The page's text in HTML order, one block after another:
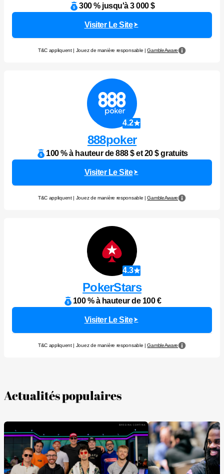
300 % jusqu'à 3 000 $
Visiter Le Site
T&C appliquent | Jouez de manière responsable |GambleAware
4.2
888poker
100 % à hauteur de 888 $ et 20 $ gratuits
Visiter Le Site
T&C appliquent | Jouez de manière responsable |GambleAware
4.3
PokerStars
100 % à hauteur de 100 €
Visiter Le Site
T&C appliquent | Jouez de manière responsable |GambleAware
Actualités populaires